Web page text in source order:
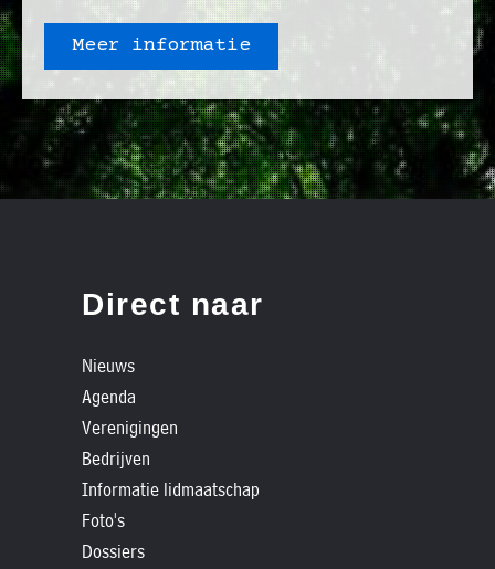
Meer informatie
Direct naar
Nieuws
Agenda
Verenigingen
Bedrijven
Informatie lidmaatschap
Foto's
Dossiers
Informatie
lidmaatschap
't
Trefpunt
Historische
Dossiers
Contact
Nieuwsbrieven
Modderman
Penningmeester
vacant
Algemeen
Anco
Algemeen
lid
Ids
de
Haan